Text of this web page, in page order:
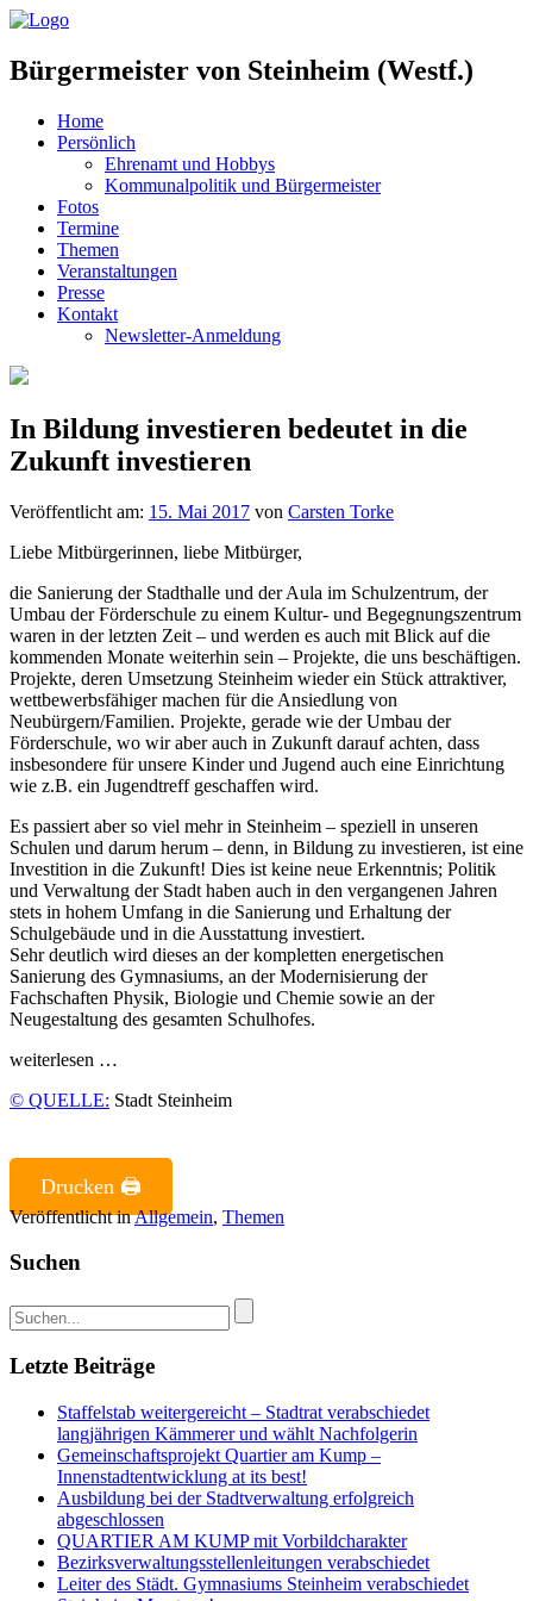
Bürgermeister von Steinheim (Westf.)
Home
Persönlich
Ehrenamt und Hobbys
Kommunalpolitik und Bürgermeister
Fotos
Termine
Themen
Veranstaltungen
Presse
Kontakt
Newsletter-Anmeldung
In Bildung investieren bedeutet in die
Zukunft investieren
Veröffentlicht am: 15. Mai 2017 von Carsten Torke
Liebe Mitbürgerinnen, liebe Mitbürger,
die Sanierung der Stadthalle und der Aula im Schulzentrum, der
Umbau der Förderschule zu einem Kultur- und Begegnungszentrum
waren in der letzten Zeit – und werden es auch mit Blick auf die
kommenden Monate weiterhin sein – Projekte, die uns beschäftigen.
Projekte, deren Umsetzung Steinheim wieder ein Stück attraktiver,
wettbewerbsfähiger machen für die Ansiedlung von
Neubürgern/Familien. Projekte, gerade wie der Umbau der
Förderschule, wo wir aber auch in Zukunft darauf achten, dass
insbesondere für unsere Kinder und Jugend auch eine Einrichtung
wie z.B. ein Jugendtreff geschaffen wird.
Es passiert aber so viel mehr in Steinheim – speziell in unseren
Schulen und darum herum – denn, in Bildung zu investieren, ist eine
Investition in die Zukunft! Dies ist keine neue Erkenntnis; Politik
und Verwaltung der Stadt haben auch in den vergangenen Jahren
stets in hohem Umfang in die Sanierung und Erhaltung der
Schulgebäude und in die Ausstattung investiert.
Sehr deutlich wird dieses an der kompletten energetischen
Sanierung des Gymnasiums, an der Modernisierung der
Fachschaften Physik, Biologie und Chemie sowie an der
Neugestaltung des gesamten Schulhofes.
weiterlesen …
© QUELLE: Stadt Steinheim
Drucken 🖨
Veröffentlicht inAllgemein, Themen
Suchen
Letzte Beiträge
Staffelstab weitergereicht – Stadtrat verabschiedet
langjährigen Kämmerer und wählt Nachfolgerin
Gemeinschaftsprojekt Quartier am Kump –
Innenstadtentwicklung at its best!
Ausbildung bei der Stadtverwaltung erfolgreich
abgeschlossen
QUARTIER AM KUMP mit Vorbildcharakter
Bezirksverwaltungsstellenleitungen verabschiedet
Leiter des Städt. Gymnasiums Steinheim verabschiedet